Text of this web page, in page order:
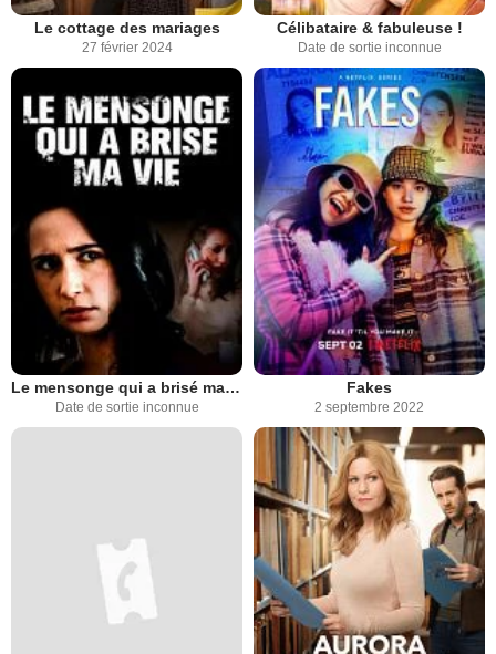
Le cottage des mariages
27 février 2024
Célibataire & fabuleuse !
Date de sortie inconnue
Le mensonge qui a brisé ma vie
Date de sortie inconnue
Fakes
2 septembre 2022